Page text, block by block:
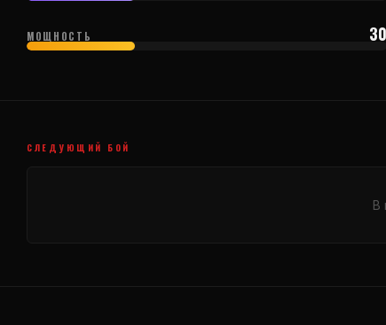
МОЩНОСТЬ 30
СЛЕДУЮЩИЙ БОЙ
В